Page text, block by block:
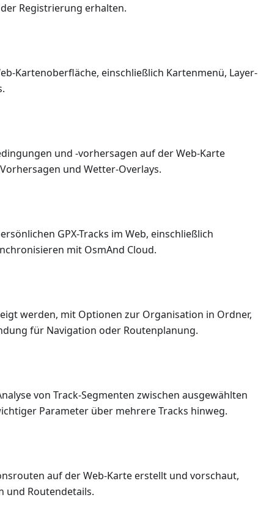
Registrierung erhalten.
Kartenoberfläche, einschließlich Kartenmenü, Layer-
und -vorhersagen auf der Web-Karte
und Wetter-Overlays.
GPX-Tracks im Web, einschließlich
mit OsmAnd Cloud.
werden, mit Optionen zur Organisation in Ordner,
für Navigation oder Routenplanung.
von Track-Segmenten zwischen ausgewählten
Parameter über mehrere Tracks hinweg.
auf der Web-Karte erstellt und vorschaut,
und Routendetails.